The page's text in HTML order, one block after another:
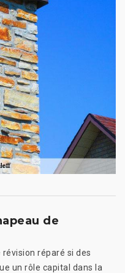
de
révision réparé si des
un rôle capital dans la